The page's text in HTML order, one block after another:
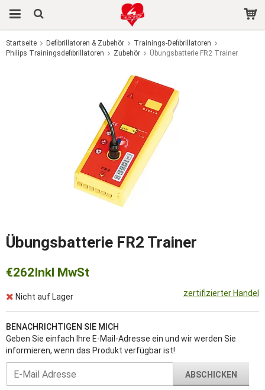
Das Produkt wurde in Ihren Warenkorb gelegt
Startseite Defibrillatoren & Zubehör
Trainings-Defibrillatoren
Philips Trainingsdefibrillatoren
Zubehör Übungsbatterie FR2 Trainer
Übungsbatterie FR2 Trainer
zertifizierter Handel
€262Inkl MwSt
Nicht auf Lager
BENACHRICHTIGEN SIE MICH
Geben Sie einfach Ihre E-Mail-Adresse ein und wir werden Sie
informieren, wenn das Produkt verfügbar ist!
ABSCHICKEN